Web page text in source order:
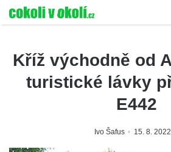
Kříž východně od
turistické lávky
E442
Ivo Šafus 15. 8. 2022